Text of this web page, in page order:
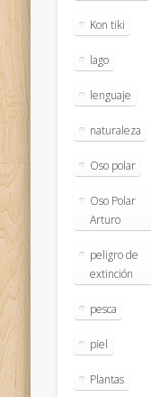
Kon tiki
lago
lenguaje
naturaleza
Oso polar
Oso Polar
Arturo
peligro de
extinción
pesca
piel
Plantas